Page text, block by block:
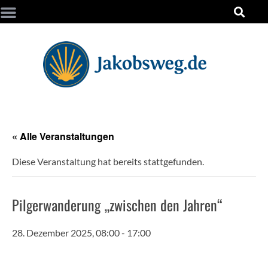
« Alle Veranstaltungen
Diese Veranstaltung hat bereits stattgefunden.
Pilgerwanderung „zwischen den Jahren“
28. Dezember 2025, 08:00- 17:00